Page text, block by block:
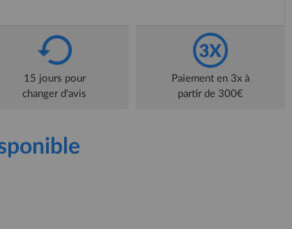
15 jours pour
changer d'avis
Paiement en 3x à
partir de 300€